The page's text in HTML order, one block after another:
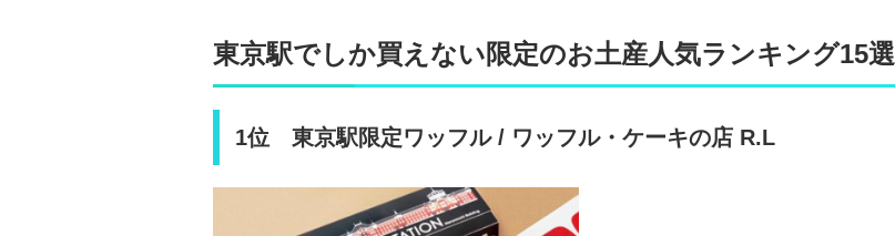
東京駅でしか買えない限定のお土産人気ランキング15選
1位 東京駅限定ワッフル / ワッフル・ケーキの店 R.L